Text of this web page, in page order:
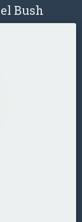
Bush